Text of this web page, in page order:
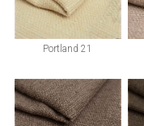
Portland 21